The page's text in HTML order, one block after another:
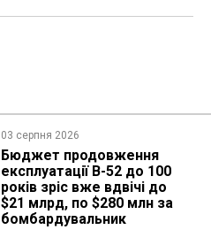
03 серпня 2026
Бюджет продовження
експлуатації B-52 до 100
років зріс вже вдвічі до
$21 млрд, по $280 млн за
бомбардувальник